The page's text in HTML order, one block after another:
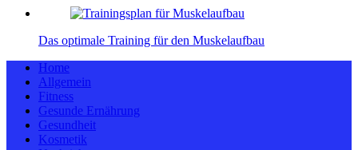
Das optimale Training für den Muskelaufbau
Home
Allgemein
Fitness
Gesunde Ernährung
Gesundheit
Kosmetik